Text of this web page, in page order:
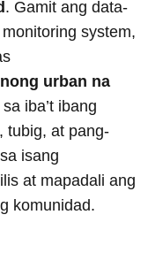
. Gamit ang data-
system,
urban na
iba’t ibang
tubig, at pang-
isang
at mapadali ang
komunidad.